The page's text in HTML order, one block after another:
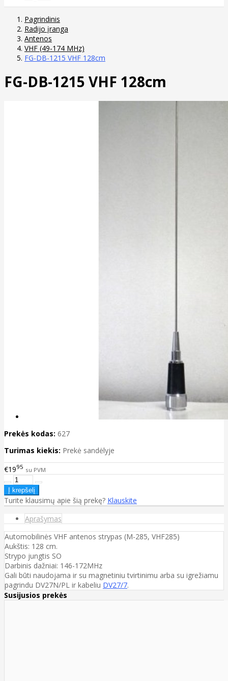
Pagrindinis
Radijo įranga
Antenos
VHF (49-174 MHz)
FG-DB-1215 VHF 128cm
FG-DB-1215 VHF 128cm
Prekės kodas: 627
Turimas kiekis: Prekė sandėlyje
€1995 su PVM
Turite klausimų apie šią prekę? Klauskite
Aprašymas
Automobilinės VHF antenos strypas (M-285, VHF285)
Aukštis: 128 cm.
Strypo jungtis SO
Darbinis dažniai: 146-172MHz
Gali būti naudojama ir su magnetiniu tvirtinimu arba su igrežiamu
pagrindu DV27N/PL ir kabeliu DV27/7.
Susijusios prekės